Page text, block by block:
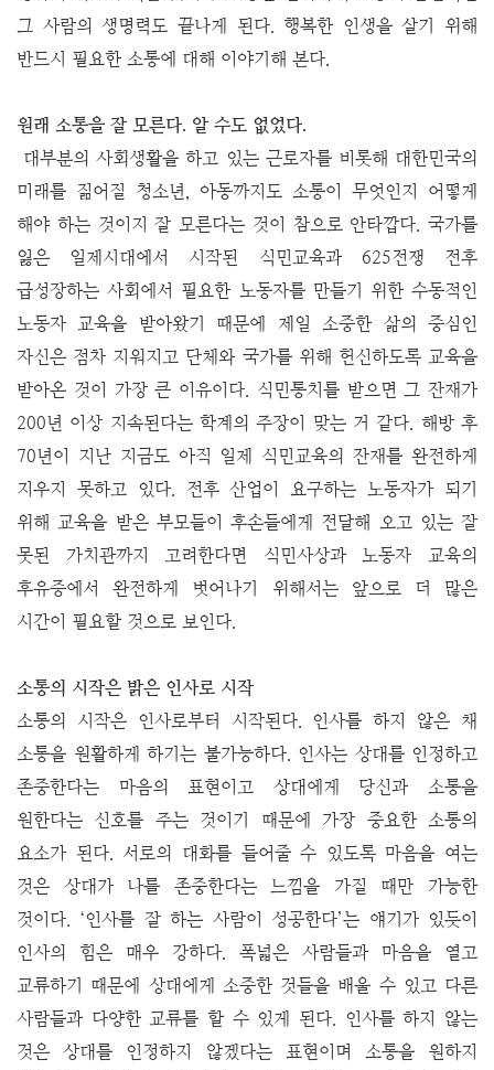
그 사람의 생명력도 끝나게 된다. 행복한 인생을 살기 위해
반드시 필요한 소통에 대해 이야기해 본다.
원래 소통을 잘 모른다. 알 수도 없었다.
대부분의 사회생활을 하고 있는 근로자를 비롯해 대한민국의
미래를 짊어질 청소년, 아동까지도 소통이 무엇인지 어떻게
해야 하는 것이지 잘 모른다는 것이 참으로 안타깝다. 국가를
잃은 일제시대에서 시작된 식민교육과 625전쟁 전후
급성장하는 사회에서 필요한 노동자를 만들기 위한 수동적인
노동자 교육을 받아왔기 때문에 제일 소중한 삶의 중심인
자신은 점차 지워지고 단체와 국가를 위해 헌신하도록 교육을
받아온 것이 가장 큰 이유이다. 식민통치를 받으면 그 잔재가
200년 이상 지속된다는 학계의 주장이 맞는 거 같다. 해방 후
70년이 지난 지금도 아직 일제 식민교육의 잔재를 완전하게
지우지 못하고 있다. 전후 산업이 요구하는 노동자가 되기
위해 교육을 받은 부모들이 후손들에게 전달해 오고 있는 잘
못된 가치관까지 고려한다면 식민사상과 노동자 교육의
후유증에서 완전하게 벗어나기 위해서는 앞으로 더 많은
시간이 필요할 것으로 보인다.
소통의 시작은 밝은 인사로 시작
소통의 시작은 인사로부터 시작된다. 인사를 하지 않은 채
소통을 원활하게 하기는 불가능하다. 인사는 상대를 인정하고
존중한다는 마음의 표현이고 상대에게 당신과 소통을
원한다는 신호를 주는 것이기 때문에 가장 중요한 소통의
요소가 된다. 서로의 대화를 들어줄 수 있도록 마음을 여는
것은 상대가 나를 존중한다는 느낌을 가질 때만 가능한
것이다. ‘인사를 잘 하는 사람이 성공한다’는 얘기가 있듯이
인사의 힘은 매우 강하다. 폭넓은 사람들과 마음을 열고
교류하기 때문에 상대에게 소중한 것들을 배울 수 있고 다른
사람들과 다양한 교류를 할 수 있게 된다. 인사를 하지 않는
것은 상대를 인정하지 않겠다는 표현이며 소통을 원하지